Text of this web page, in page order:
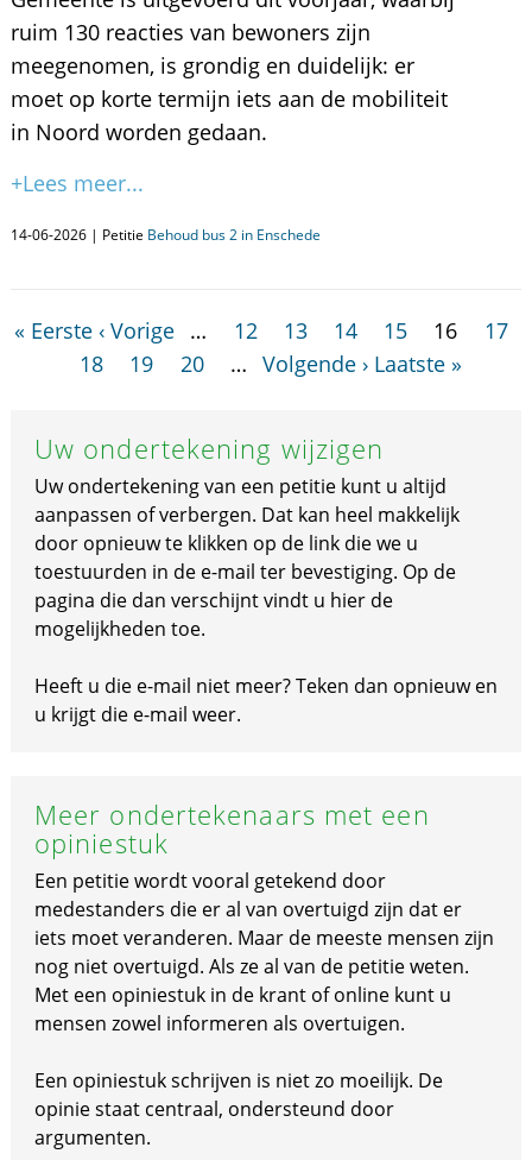
ruim 130 reacties van bewoners zijn
meegenomen, is grondig en duidelijk: er
moet op korte termijn iets aan de mobiliteit
in Noord worden gedaan.
+Lees meer...
14-06-2026 | Petitie Behoud bus 2 in Enschede
« Eerste ‹ Vorige … 12 13 14 15 16
17
18
19 20 … Volgende › Laatste »
Uw ondertekening wijzigen
Uw ondertekening van een petitie kunt u altijd
aanpassen of verbergen. Dat kan heel makkelijk
door opnieuw te klikken op de link die we u
toestuurden in de e-mail ter bevestiging. Op de
pagina die dan verschijnt vindt u hier de
mogelijkheden toe.
Heeft u die e-mail niet meer? Teken dan opnieuw en
u krijgt die e-mail weer.
Meer ondertekenaars met een
opiniestuk
Een petitie wordt vooral getekend door
medestanders die er al van overtuigd zijn dat er
iets moet veranderen. Maar de meeste mensen zijn
nog niet overtuigd. Als ze al van de petitie weten.
Met een opiniestuk in de krant of online kunt u
mensen zowel informeren als overtuigen.
Een opiniestuk schrijven is niet zo moeilijk. De
opinie staat centraal, ondersteund door
argumenten.